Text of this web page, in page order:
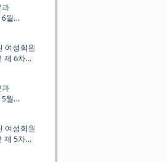
과
월
여성회원
제 6차
요일 저녁
과
월
여성회원
제 5차
요일 저녁